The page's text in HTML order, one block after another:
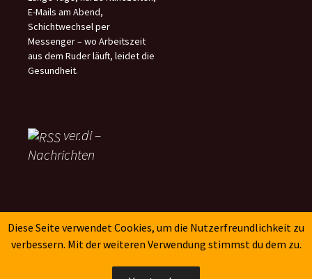
E-Mails am Abend,
Schichtwechsel per
Messenger – wo Arbeitszeit
aus dem Ruder läuft, leidet die
Gesundheit.
ver.di –
Nachrichten
SK-Verlag
Diese Seite verwendet Cookies, um die Nutzerfreundlichkeit zu
verbessern. Mit der weiteren Verwendung stimmst du dem zu.